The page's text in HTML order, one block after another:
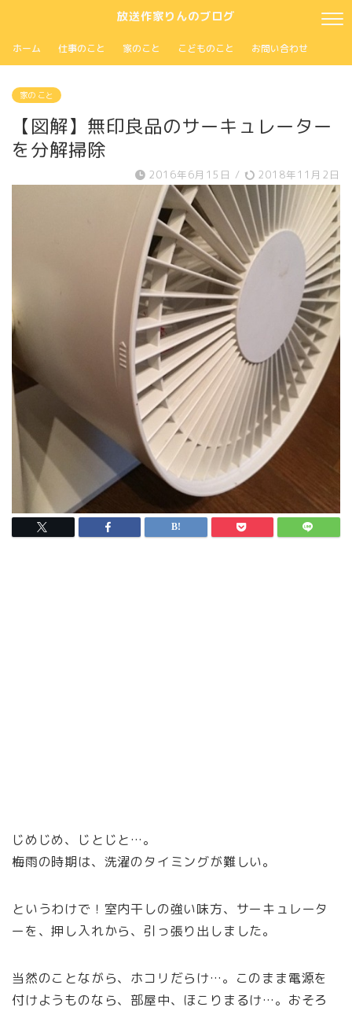
放送作家りんのブログ
ホーム 仕事のこと 家のこと こどものこと お問い合わせ
家の こと
【図解】無印良品のサーキュレーター
を分解掃除
2016年6月15日 / 2018年11月2日
じめじめ、じとじと…。
梅雨の時期は、洗濯のタイミングが難しい。
というわけで！室内干しの強い味方、サーキュレータ
ーを、押し入れから、引っ張り出しました。
当然のことながら、ホコリだらけ…。このまま電源を
付けようものなら、部屋中、ほこりまるけ…。おそろ